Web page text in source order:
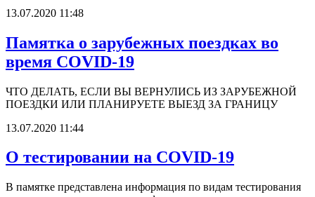
13.07.2020 11:48
Памятка о зарубежных поездках во
время COVID-19
ЧТО ДЕЛАТЬ, ЕСЛИ ВЫ ВЕРНУЛИСЬ ИЗ ЗАРУБЕЖНОЙ
ПОЕЗДКИ ИЛИ ПЛАНИРУЕТЕ ВЫЕЗД ЗА ГРАНИЦУ
13.07.2020 11:44
О тестировании на COVID-19
В памятке представлена информация по видам тестирования